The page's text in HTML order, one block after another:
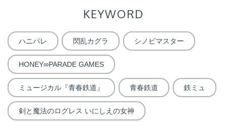
KEYWORD
ハニパレ 閃乱カグラ シノビマスター
HONEY∞PARADE GAMES
ミュージカル『青春鉄道』 青春鉄道 鉄ミュ
剣と魔法のログレス いにしえの女神